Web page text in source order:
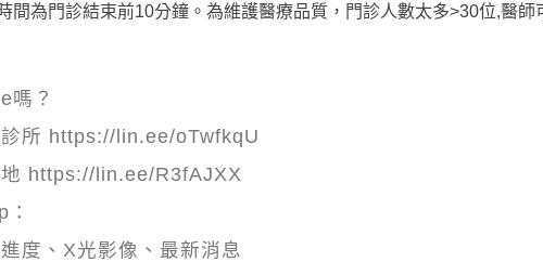
間為門診結束前10分鐘。為維護醫療品質，門診人數太多>30位,醫師
嗎？
所 https://lin.ee/oTwfkqU
https://lin.ee/R3fAJXX
度、X光影像、最新消息